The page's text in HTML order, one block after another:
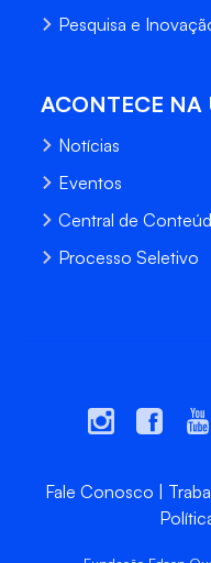
Pesquisa e
ACONTECE NA
Notícias
Eventos
Central de
Processo Seletivo
Fale Conosco